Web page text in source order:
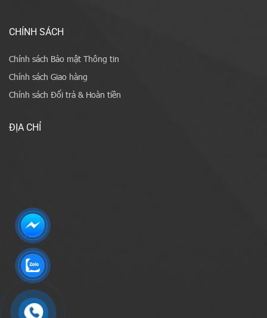
CHÍNH SÁCH
Chính sách Bảo mật Thông tin
Chính sách Giao hàng
Chính sách Đổi trả & Hoàn tiền
ĐỊA CHỈ